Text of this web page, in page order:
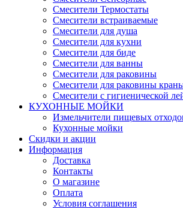
Смесители Термостаты
Смесители встраиваемые
Смесители для душа
Смесители для кухни
Смесители для биде
Смесители для ванны
Смесители для раковины
Смесители для раковины
Смесители с гигиенической
КУХОННЫЕ МОЙКИ
Измельчители пищевых
Кухонные мойки
Скидки и акции
Информация
Доставка
Контакты
О магазине
Оплата
Условия соглашения